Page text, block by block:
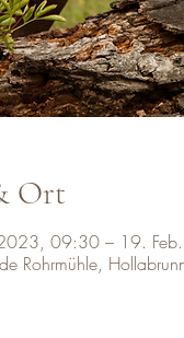
Ort
09:30 – 19.
Rohrmühle,